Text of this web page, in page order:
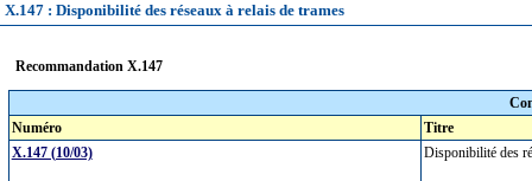
X.147 : Disponibilité des réseaux à relais de trames
Recommandation X.147
Numéro
Titre
X.147 (10/03)
Disponibilité des